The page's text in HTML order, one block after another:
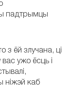
падтрымцы
з ёй злучана, ці
ужо ёсць і
ніжэй каб